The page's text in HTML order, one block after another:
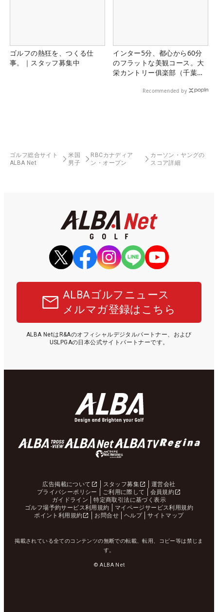
ゴルフの熱狂を、つくる仕
事。｜スタッフ募集中
インター5分、都心から60分
のフラットな美観コース。大
栄カントリー俱楽部（千葉
Recommended by
ゴルフ総合サイト
ALBA Net
米国
男子
RBCカナディア
ン・オープン
カーソン・ヤングの
スコア詳細
ALBAゴルフニュース
メルマガ登録はこちら
ALBA NetはR&Aのオフィシャルデジタルパートナー、および
USLPGAの日本公式サイトパートナーです。
広告掲載について スタッフ募集
運営会社
プライバシーポリシー
ご利用に際して
会員規約
ガイドライン
特定商取引法に基づく表示
ゴルフ場予約サービス利用規約
マイページサービス利用規約
ポイント利用規約
お問合せ ヘルプ サイトマップ
掲載されている全てのコンテンツの無断での転載、転用、コピー等は禁じま
す。
© ALBA Net